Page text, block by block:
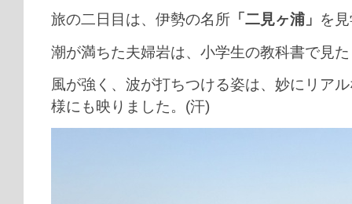
旅の二日目は、伊勢の名所 「二見ヶ浦」 を
潮が満ちた夫婦岩は、小学生の教科書で見
風が強く、波が打ちつける姿は、妙にリア
様にも映りました。(汗)